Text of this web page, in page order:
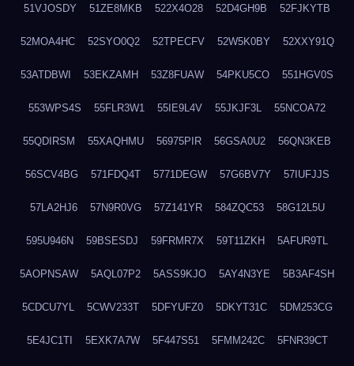
51VJOSDY 51ZE8MKB 522X4O28 52D4GH9B 52FJKYTB
52MOA4HC 52SYO0Q2 52TPECFV 52W5K0BY 52XXY91Q
53ATDBWI 53EKZAMH 53Z8FUAW 54PKU5CO 551HGV0S
553WPS4S 55FLR3W1 55IE9L4V 55JKJF3L 55NCOA72
55QDIRSM 55XAQHMU 56975PIR 56GSA0U2 56QN3KEB
56SCV4BG 571FDQ4T 5771DEGW 57G6BV7Y 57IUFJJS
57LA2HJ6 57N9R0VG 57Z141YR 584ZQC53 58G12L5U
595U946N 59BSESDJ 59FRMR7X 59T11ZKH 5AFUR9TL
5AOPNSAW 5AQL07P2 5ASS9KJO 5AY4N3YE 5B3AF4SH
5CDCU7YL 5CWV233T 5DFYUFZ0 5DKYT31C 5DM253CG
5E4JC1TI 5EXK7A7W 5F447S51 5FMM242C 5FNR39CT